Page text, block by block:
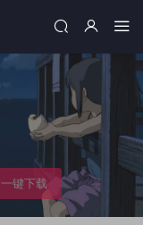
一键下载